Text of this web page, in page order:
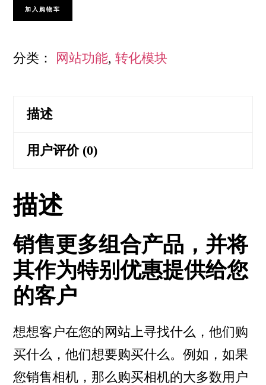
捆
产
加入购物车
分类： 网站功能,转化模块
描述
用户评价 (0)
描述
销售更多组合产品，并将
其作为特别优惠提供给您
的客户
想想客户在您的网站上寻找什么，他们购
买什么，他们想要购买什么。例如，如果
您销售相机，那么购买相机的大多数用户